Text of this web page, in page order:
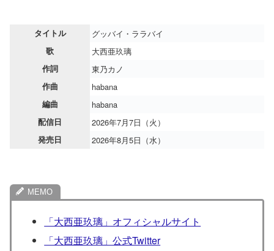
タイトル グッバイ・ララバイ
歌 大西亜玖璃
作詞 東乃カノ
作曲 habana
編曲 habana
配信日 2026年7月7日（火）
発売日 2026年8月5日（水）
「大西亜玖璃」オフィシャルサイト
「大西亜玖璃」公式Twitter